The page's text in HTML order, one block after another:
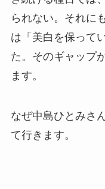
られない。それに
は「美白を保って
た。そのギャップ
ます。
なぜ中島ひとみさ
て行きます。